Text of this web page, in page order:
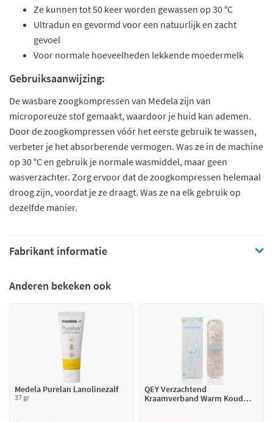
Ze kunnen tot 50 keer worden gewassen op 30 °C
Ultradun en gevormd voor een natuurlijk en zacht
gevoel
Voor normale hoeveelheden lekkende moedermelk
Gebruiksaanwijzing:
De wasbare zoogkompressen van Medela zijn van
microporeuze stof gemaakt, waardoor je huid kan ademen.
Door de zoogkompressen vóór het eerste gebruik te wassen,
verbeter je het absorberende vermogen. Was ze in de machine
op 30 °C en gebruik je normale wasmiddel, maar geen
wasverzachter. Zorg ervoor dat de zoogkompressen helemaal
droog zijn, voordat je ze draagt. Was ze na elk gebruik op
dezelfde manier.
Fabrikant informatie
Anderen bekeken ook
Medela Purelan Lanolinezalf
37 gr
QEY Verzachtend
Kraamverband Warm Koud